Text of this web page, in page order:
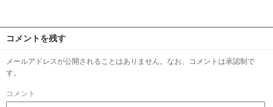
コメントを残す
メールアドレスが公開されることはありません。なお、コメントは承認制で
す。
コメント